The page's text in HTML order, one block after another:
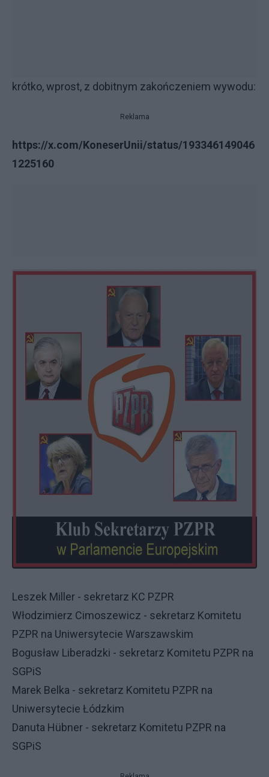
krótko, wprost, z dobitnym zakończeniem wywodu:
Reklama
https://x.com/KoneserUnii/status/193346149046
1225160
Leszek Miller - sekretarz KC PZPR
Włodzimierz Cimoszewicz - sekretarz Komitetu
PZPR na Uniwersytecie Warszawskim
Bogusław Liberadzki - sekretarz Komitetu PZPR na
SGPiS
Marek Belka - sekretarz Komitetu PZPR na
Uniwersytecie Łódzkim
Danuta Hübner - sekretarz Komitetu PZPR na
SGPiS